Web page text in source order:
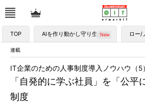
TOP AIを作り動かし守り生かす ロー/
連載
「自発的に学ぶ社員」を「公平
制度
IT企業のための人事制度導入ノウハウ（5）